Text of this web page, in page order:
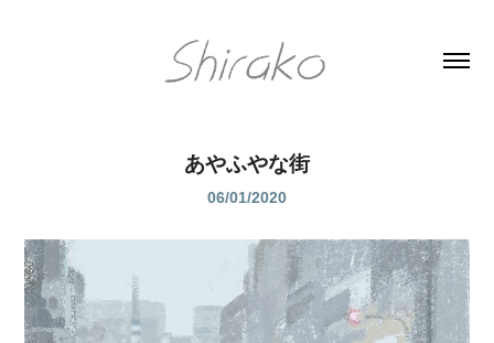
あやふやな街
06/01/2020